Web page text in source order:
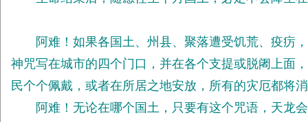
阿难！如果各国土、州县、聚落遭受饥荒、疫疠，
神咒写在城市的四个门口，并在各个支提或脱阇上面
民个个佩戴，或者在所居之地安放，所有的灾厄都将
阿难！无论在哪个国土，只要有这个咒语，天龙会